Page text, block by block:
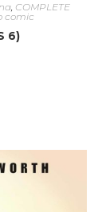
, COMPLETE
comic
6)